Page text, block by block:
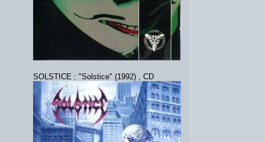
SOLSTICE : "Solstice" (1992) , CD